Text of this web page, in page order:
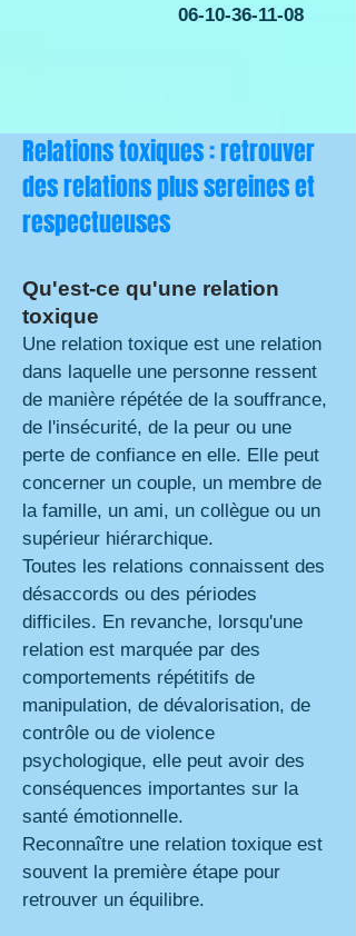
06-10-36-11-08
Relations toxiques : retrouver
des relations plus sereines et
respectueuses
Qu'est-ce qu'une relation
toxique
Une relation toxique est une relation
dans laquelle une personne ressent
de manière répétée de la souffrance,
de l'insécurité, de la peur ou une
perte de confiance en elle. Elle peut
concerner un couple, un membre de
la famille, un ami, un collègue ou un
supérieur hiérarchique.
Toutes les relations connaissent des
désaccords ou des périodes
difficiles. En revanche, lorsqu'une
relation est marquée par des
comportements répétitifs de
manipulation, de dévalorisation, de
contrôle ou de violence
psychologique, elle peut avoir des
conséquences importantes sur la
santé émotionnelle.
Reconnaître une relation toxique est
souvent la première étape pour
retrouver un équilibre.